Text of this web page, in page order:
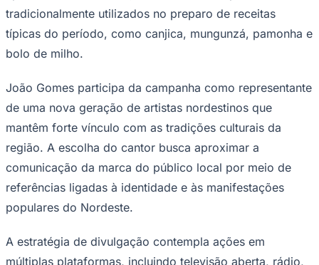
tradicionalmente utilizados no preparo de receitas
típicas do período, como canjica, mungunzá, pamonha e
bolo de milho.
João Gomes participa da campanha como representante
de uma nova geração de artistas nordestinos que
mantêm forte vínculo com as tradições culturais da
região. A escolha do cantor busca aproximar a
comunicação da marca do público local por meio de
referências ligadas à identidade e às manifestações
populares do Nordeste.
A estratégia de divulgação contempla ações em
múltiplas plataformas, incluindo televisão aberta, rádio,